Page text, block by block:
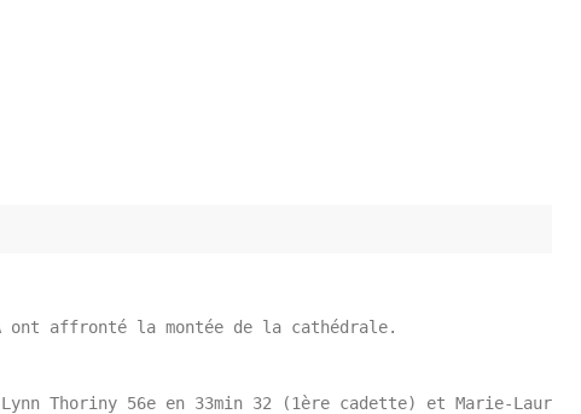
ont affronté la montée de la cathédrale.
Thoriny 56e en 33min 32 (1ère cadette) et Marie-Laure